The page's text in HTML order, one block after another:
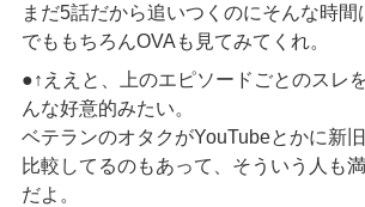
まだ5話だから追いつくのにそんな時間
でももちろんOVAも見てみてくれ。
●↑ええと、上のエピソードごとのスレ
んな好意的みたい。
ベテランのオタクがYouTubeとかに新
比較してるのもあって、そういう人も
だよ。